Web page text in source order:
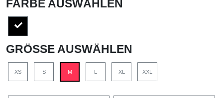
FARBE AUSWÄHLEN
GRÖSSE AUSWÄHLEN
XS S M L XL XXL